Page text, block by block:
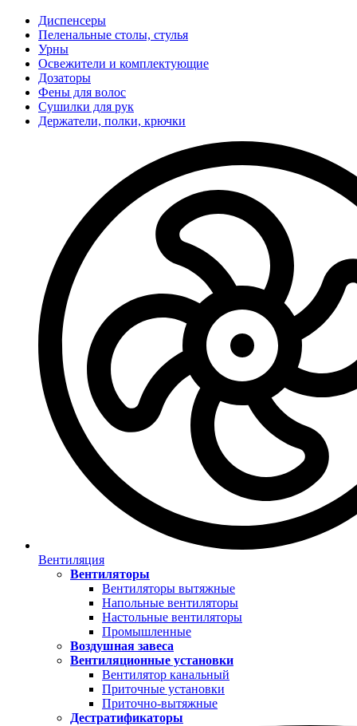
Диспенсеры
Пеленальные столы, стулья
Урны
Освежители и комплектующие
Дозаторы
Фены для волос
Сушилки для рук
Держатели, полки, крючки
Вентиляция
Вентиляторы
Вентиляторы вытяжные
Напольные вентиляторы
Настольные вентиляторы
Промышленные
Воздушная завеса
Вентиляционные установки
Вентилятор канальный
Приточные установки
Приточно-вытяжные
Дестратификаторы